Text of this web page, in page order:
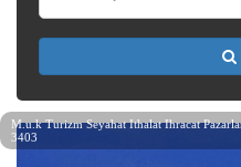
M.u.k Turizm Seyahat Ithalat Ihracat
3403